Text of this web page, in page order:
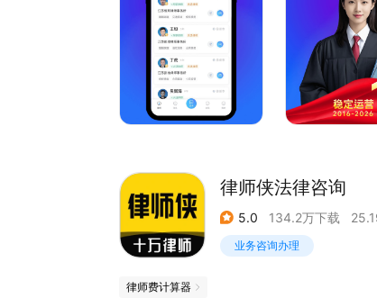
费律师在线咨询、律师在线咨询免费 24 小
律师侠法律咨询
5.0 134.2万下载
业务咨询办理
律师费计算器